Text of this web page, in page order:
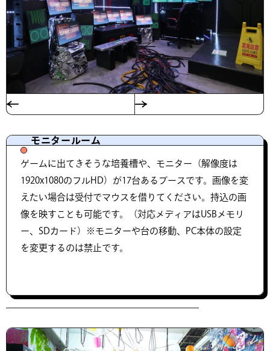
モニタールーム
ゲームに出てきそうな培養槽や、モニター（解像度は
1920x1080のフルHD）が17台あるブースです。画像を変
えたい場合は受付でマウスを借りてください。持込の画
像を映すことも可能です。（対応メディアはUSBメモリ
ー、SDカード）※モニターや台の移動、PC本体の設定
を変更するのは禁止です。